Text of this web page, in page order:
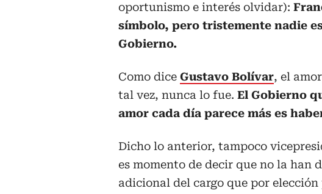
oportunismo e interés olvidar):
símbolo, pero tristemente nadie
Gobierno.
Como dice Gustavo Bolívar, el
tal vez, nunca lo fue. El Gobierno
amor cada día parece más es
Dicho lo anterior, tampoco
es momento de decir que no la han
adicional del cargo que por